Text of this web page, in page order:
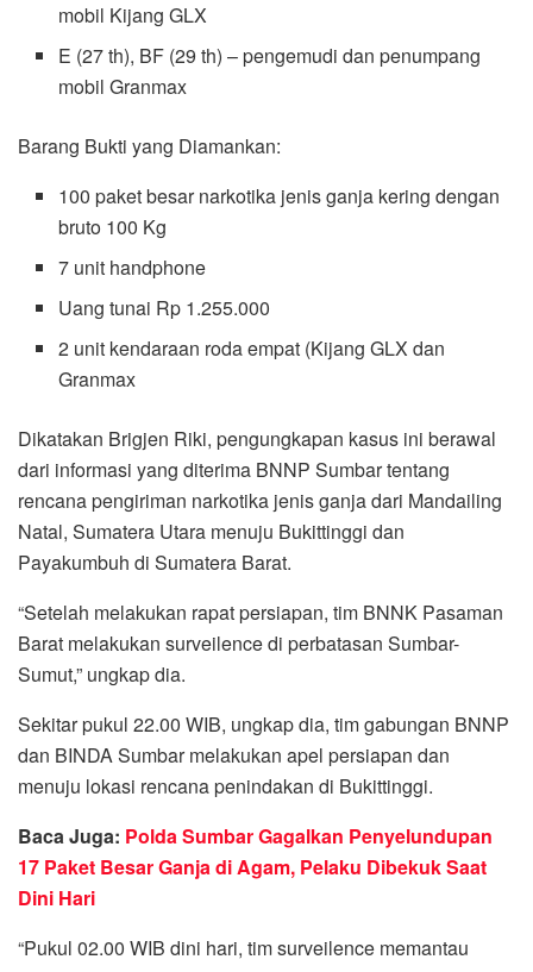
mobil Kijang GLX
E (27 th), BF (29 th) – pengemudi dan penumpang
mobil Granmax
Barang Bukti yang Diamankan:
100 paket besar narkotika jenis ganja kering dengan
bruto 100 Kg
7 unit handphone
Uang tunai Rp 1.255.000
2 unit kendaraan roda empat (Kijang GLX dan
Granmax
Dikatakan Brigjen Riki, pengungkapan kasus ini berawal
dari informasi yang diterima BNNP Sumbar tentang
rencana pengiriman narkotika jenis ganja dari Mandailing
Natal, Sumatera Utara menuju Bukittinggi dan
Payakumbuh di Sumatera Barat.
“Setelah melakukan rapat persiapan, tim BNNK Pasaman
Barat melakukan surveilence di perbatasan Sumbar-
Sumut,” ungkap dia.
Sekitar pukul 22.00 WIB, ungkap dia, tim gabungan BNNP
dan BINDA Sumbar melakukan apel persiapan dan
menuju lokasi rencana penindakan di Bukittinggi.
Baca Juga: Polda Sumbar Gagalkan Penyelundupan
17 Paket Besar Ganja di Agam, Pelaku Dibekuk Saat
Dini Hari
“Pukul 02.00 WIB dini hari, tim surveilence memantau